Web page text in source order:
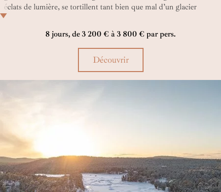
éclats de lumière, se tortillent tant bien que mal d’un glacier
bleuté aux plages, noires de cendres. Quand soudain, sous le ciel
d’une nuit tombée, les aurores boréales, de rouge, de feu et de
vert, dansent…
8 jours, de 3 200 € à 3 800 € par pers.
Découvrir